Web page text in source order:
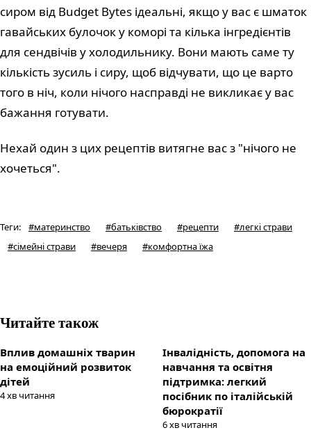
сиром від Budget Bytes ідеальні, якщо у вас є шматок
гавайських булочок у коморі та кілька інгредієнтів
для сендвічів у холодильнику. Вони мають саме ту
кількість зусиль і сиру, щоб відчувати, що це варто
того в ніч, коли нічого насправді не викликає у вас
бажання готувати.
Нехай один з цих рецептів витягне вас з "нічого не
хочеться".
Теги: #материнство #батьківство #рецепти #легкі страви
#сімейні страви #вечеря #комфортна їжа
Читайте також
Вплив домашніх тварин
на емоційний розвиток
дітей
4хв читання
Інвалідність, допомога на
навчання та освітня
підтримка: легкий
посібник по італійській
бюрократії
6хв читання